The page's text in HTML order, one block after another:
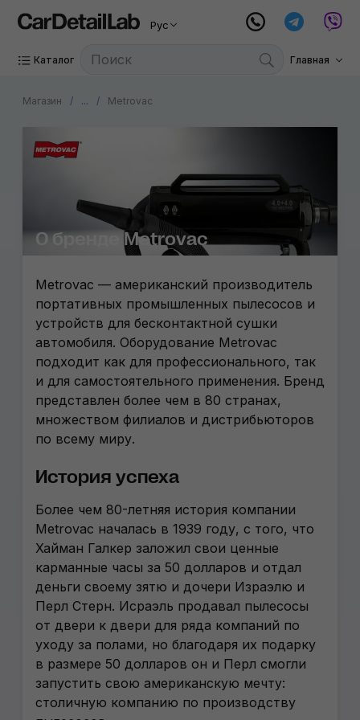
Рус
Каталог Главная
Магазин ... Metrovac
О бренде Metrovac
Metrovac — американский производитель
портативных промышленных пылесосов и
устройств для бесконтактной сушки
автомобиля. Оборудование Metrovac
подходит как для профессионального, так
и для самостоятельного применения. Бренд
представлен более чем в 80 странах,
множеством филиалов и дистрибьюторов
по всему миру.
История успеха
Более чем 80-летняя история компании
Metrovac началась в 1939 году, с того, что
Хайман Галкер заложил свои ценные
карманные часы за 50 долларов и отдал
деньги своему зятю и дочери Израэлю и
Перл Стерн. Исраэль продавал пылесосы
от двери к двери для ряда компаний по
уходу за полами, но благодаря их подарку
в размере 50 долларов он и Перл смогли
запустить свою американскую мечту:
столичную компанию по производству